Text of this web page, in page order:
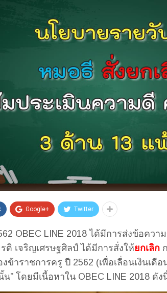
Google+ Twitter
OBEC LINE 2018 ได้มีการส่งข้อคว
ติ เจริญเศรษฐศิลป์ ได้มีการสั่งให้ยกเลิก
ข้าราชการครู ปี 2562 (เพื่อเลื่อนเงินเดื
” โดยมีเนื้อหาใน OBEC LINE 2018 ดัง